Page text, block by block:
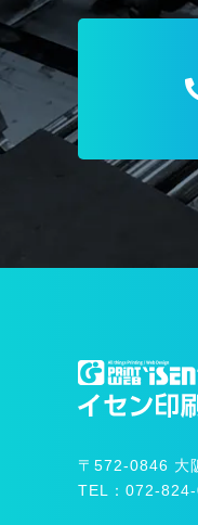
〒572-0846 大
TEL：072-